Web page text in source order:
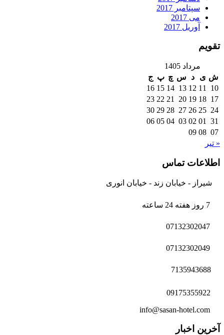
سپتامبر 2017
می 2017
آوریل 2017
تقویم
مرداد 1405
ش ی د س چ پ ج
10
11
12
13
14
15
16
17
18
19
20
21
22
23
24
25
26
27
28
29
30
31
01
02
03
04
05
06
07
08
09
« تیر
اطلاعات تماس
شیراز - خیابان زند - خیابان انوری
آخرین اخبار